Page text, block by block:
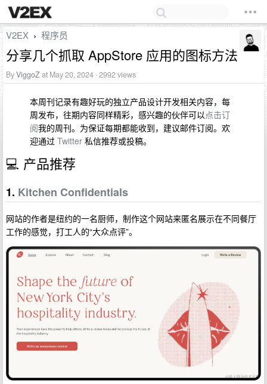
V2EX › 程序员
分享几个抓取 AppStore 应用的图标方法
ByViggoZat May 20, 2024 · 2992 views
本周刊记录有趣好玩的独立产品设计开发相关内容，每
周发布，往期内容同样精彩，感兴趣的伙伴可以点击订
阅我的周刊。为保证每期都能收到，建议邮件订阅。欢
迎通过 Twitter 私信推荐或投稿。
💻 产品推荐
1. Kitchen Confidentials
网站的作者是纽约的一名厨师，制作这个网站来匿名展示在不同餐厅
工作的感觉，打工人的“大众点评”。